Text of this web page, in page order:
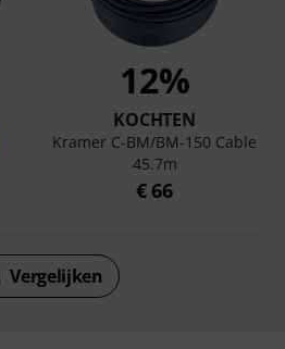
12%
KOCHTEN
Kramer C-BM/BM-150 Cable
45.7m
€ 66
Vergelijken